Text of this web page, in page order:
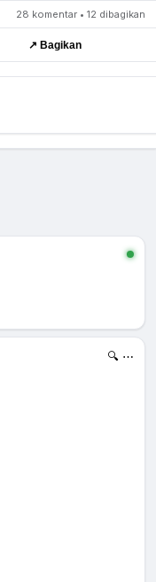
28 komentar • 12 dibagikan
↗️ Bagikan
🔍 ⋯